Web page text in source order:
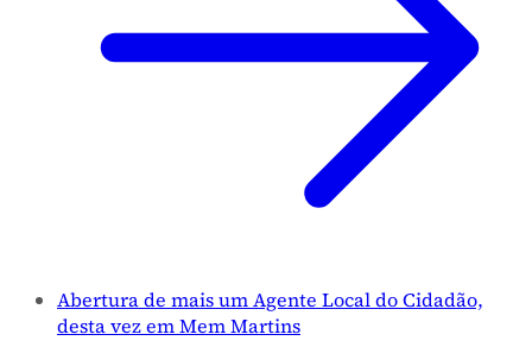
Abertura de mais um Agente Local do Cidadão,
desta vez em Mem Martins